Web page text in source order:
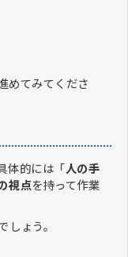
めてみてくださ
体的には「人の手
視点を持って作業
ょう。